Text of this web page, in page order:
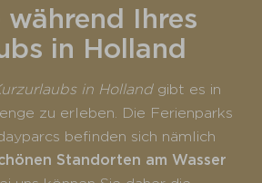
Ihres
in Holland
in Hollandgibt es in
zu erleben. Die Ferienparks
befinden sich nämlich
Standorten am Wasser